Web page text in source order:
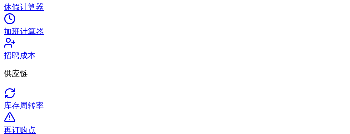
休假计算器
加班计算器
招聘成本
供应链
库存周转率
再订购点